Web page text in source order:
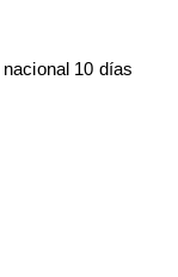
10 días